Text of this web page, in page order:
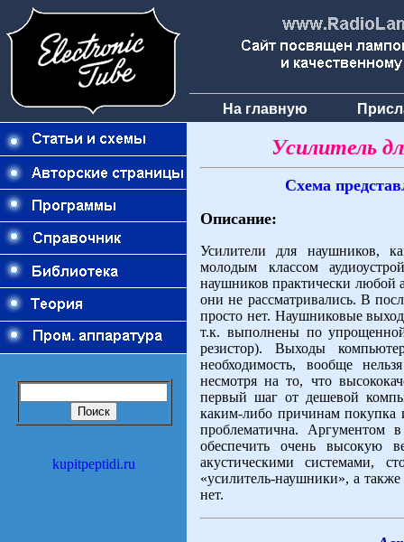
На главную
kupitpeptidi.ru
Усилитель
Схема
Описание:
Усилители для наушников,
молодым классом
наушников практически любой
они не рассматривались. В
просто нет. Наушниковые
т.к. выполнены по
резистор). Выходы
необходимость, вообще
несмотря на то, что
первый шаг от дешевой
каким-либо причинам покупка
проблематична. Аргументом
обеспечить очень высокую
акустическими системами,
«усилитель-наушники», а
нет.